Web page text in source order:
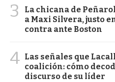
3
La chicana de
a Maxi Silvera, justo
contra ante Boston
4 Las señales que
coalición: cómo
discurso de su líder